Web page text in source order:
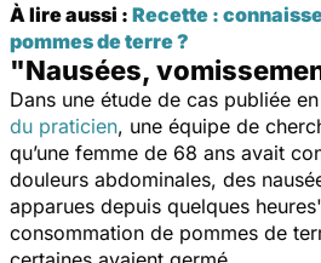
À lire aussi : Recette :
pommes de terre ?
"Nausées,
Dans une étude de cas publiée
du praticien, une équipe de
qu’une femme de 68 ans avait
douleurs abdominales, des
apparues depuis quelques heures
consommation de pommes de